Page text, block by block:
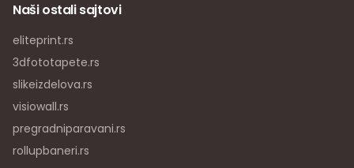
Naši ostali sajtovi
eliteprint.rs
3dfototapete.rs
slikeizdelova.rs
visiowall.rs
pregradniparavani.rs
rollupbaneri.rs